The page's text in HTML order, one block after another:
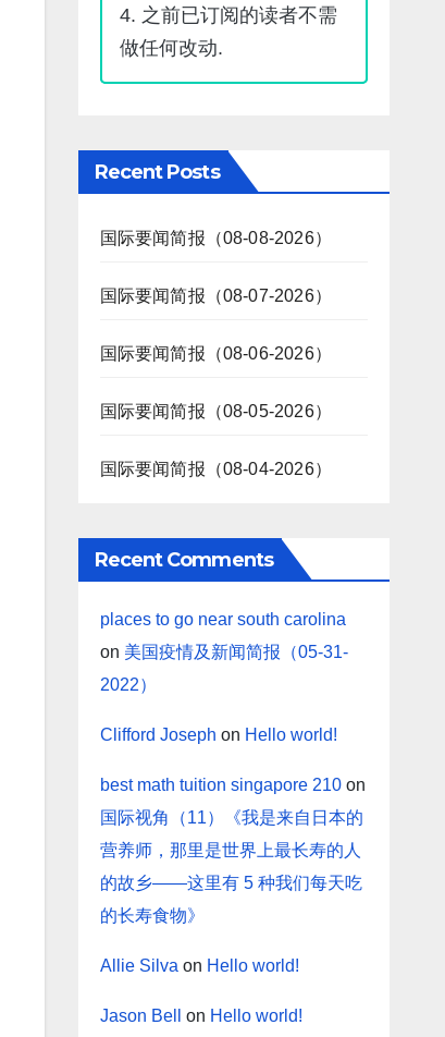
4. 之前已订阅的读者不需
做任何改动.
Recent Posts
国际要闻简报（08-08-2026）
国际要闻简报（08-07-2026）
国际要闻简报（08-06-2026）
国际要闻简报（08-05-2026）
国际要闻简报（08-04-2026）
Recent Comments
places to go near south carolina
on 美国疫情及新闻简报（05-31-
2022）
Clifford Joseph on Hello world!
best math tuition singapore 210on
国际视角（11）《我是来自日本的
营养师，那里是世界上最长寿的人
的故乡——这里有 5 种我们每天吃
的长寿食物》
Allie Silva on Hello world!
Jason Bell on Hello world!